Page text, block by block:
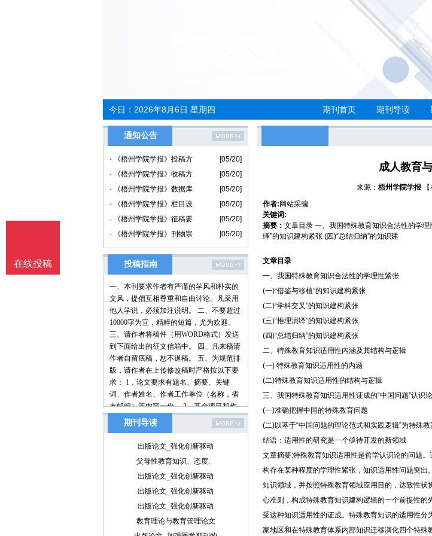
今日： 2026年8月6日 星期四 期刊首页 期刊导读
通知公告
· 《梧州学院学报》投稿方
[05/20]
· 《梧州学院学报》收稿方
[05/20]
· 《梧州学院学报》数据库
[05/20]
· 《梧州学院学报》栏目设
[05/20]
· 《梧州学院学报》征稿要
[05/20]
· 《梧州学院学报》刊物宗
[05/20]
投稿指南
一、本刊要求作者有严谨的学风和朴实的
文风，提倡互相尊重和自由讨论。凡采用
他人学说，必须加注说明。 二、不要超过
10000字为宜，精粹的短篇，尤为欢迎。
三、请作者将稿件（用WORD格式）发送
到下面给出的征文信箱中。 四、凡来稿请
作者自留底稿，恕不退稿。 五、为规范排
版，请作者在上传修改稿时严格按以下要
求： 1．论文要求有题名、摘要、关键
词、作者姓名、作者工作单位（名称，省
市邮编）等内容一份。 2．基金项目和作
者简介按下列格式： 基金项目：项目名称
（编号） 作者简介：姓名（出生年－），
性别，民族（汉族可省略），籍贯，职
言部分和正文部分，正文部分用阿拉伯数
字分级编号法，一般用两级。插图下方应
注明图序和图名。表格应采用三线表，表
格上方应注明表序和表名。 4．参考文献
主要的、发表在正式出版物上的文献。其
期刊导读
出版论文_强化创新驱动
父母性教育知识、态度、
出版论文_强化创新驱动
出版论文_强化创新驱动
出版论文_强化创新驱动
教育理论与教育管理论文
成人教育
来源： 梧州学院学报
作者: 网站采编
关键词:
摘要： 文章目录 一、我国特殊教育知识合法性的学理
绎”的知识建构紧张 (四)“总结归纳”的知识建
文章目录
一、我国特殊教育知识合法性的学理性紧张
(一)“借鉴与移植”的知识建构紧张
(二)“学科交叉”的知识建构紧张
(三)“推理演绎”的知识建构紧张
(四)“总结归纳”的知识建构紧张
二、特殊教育知识适用性内涵及其结构与逻辑
(一) 特殊教育知识适用性的内涵
(二)特殊教育知识适用性的结构与逻辑
三、我国特殊教育知识适用性证成的“中国问题”认识
(一)准确把握中国的特殊教育问题
(二)以基于“中国问题的理论范式和实践逻辑”为特殊
结语：适用性的研究是一个亟待开发的新领域
文章摘要:特殊教育知识适用性是哲学认识论的问题
构存在某种程度的学理性紧张，知识适用性问题突
知识领域，并按照特殊教育领域应用目的，达致性状
心准则，构成特殊教育知识建构逻辑的一个前提性
受这种知识适用性的证成。特殊教育知识的适用性
家地区和在特殊教育体系内部知识迁移演化四个特
在线投稿